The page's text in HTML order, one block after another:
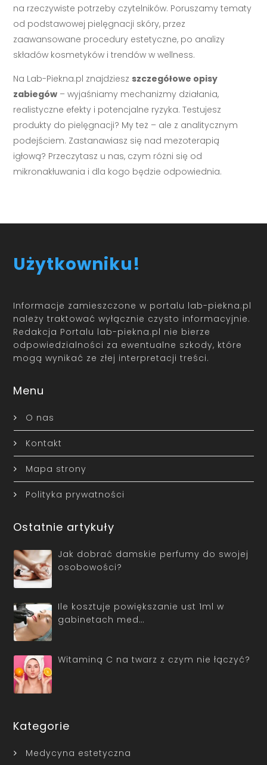
na rzeczywiste potrzeby czytelników. Poruszamy tematy
od podstawowej pielęgnacji skóry, przez
zaawansowane procedury estetyczne, po analizy
składów kosmetyków i trendów w wellness.
Na Lab-Piekna.pl znajdziesz szczegółowe opisy
zabiegów – wyjaśniamy mechanizmy działania,
realistyczne efekty i potencjalne ryzyka. Testujesz
produkty do pielęgnacji? My też – ale z analitycznym
podejściem. Zastanawiasz się nad mezoterapią
igłową? Przeczytasz u nas, czym różni się od
mikronakłuwania i dla kogo będzie odpowiednia.
Użytkowniku!
Informacje zamieszczone w portalu lab-piekna.pl
należy traktować wyłącznie czysto informacyjnie.
Redakcja Portalu lab-piekna.pl nie bierze
odpowiedzialności za ewentualne szkody, które
mogą wynikać ze złej interpretacji treści.
Menu
O nas
Kontakt
Mapa strony
Polityka prywatności
Ostatnie artykuły
Jak dobrać damskie perfumy do swojej
osobowości?
Ile kosztuje powiększanie ust 1ml w
gabinetach med…
Witaminą C na twarz z czym nie łączyć?
Kategorie
Medycyna estetyczna